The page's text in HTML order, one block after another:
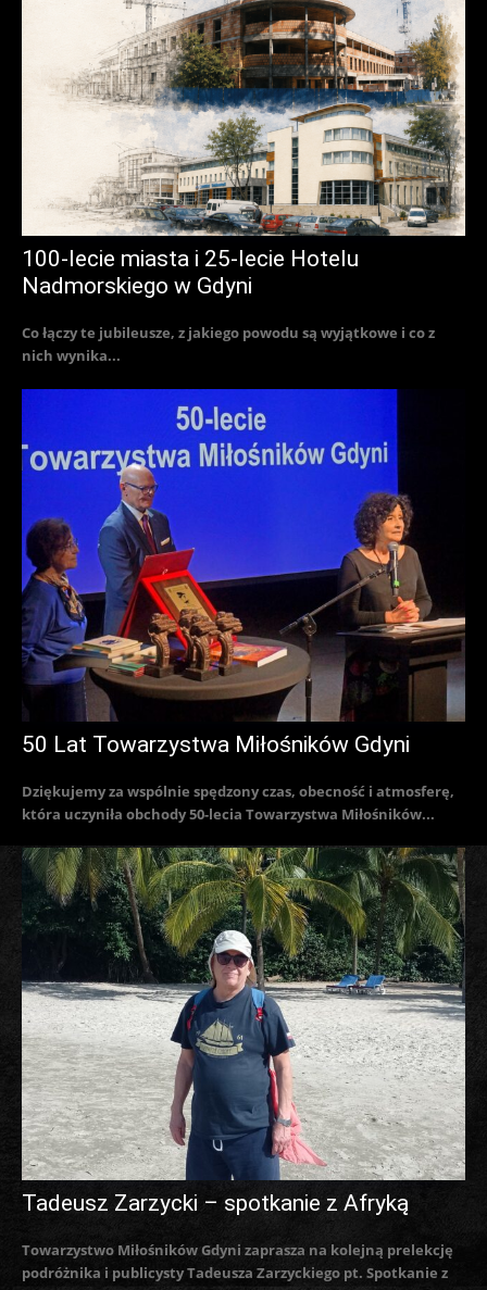
100-lecie miasta i 25-lecie Hotelu
Nadmorskiego w Gdyni
Co łączy te jubileusze, z jakiego powodu są wyjątkowe i co z
nich wynika...
50 Lat Towarzystwa Miłośników Gdyni
Dziękujemy za wspólnie spędzony czas, obecność i atmosferę,
która uczyniła obchody 50-lecia Towarzystwa Miłośników...
Tadeusz Zarzycki – spotkanie z Afryką
Towarzystwo Miłośników Gdyni zaprasza na kolejną prelekcję
podróżnika i publicysty Tadeusza Zarzyckiego pt. Spotkanie z